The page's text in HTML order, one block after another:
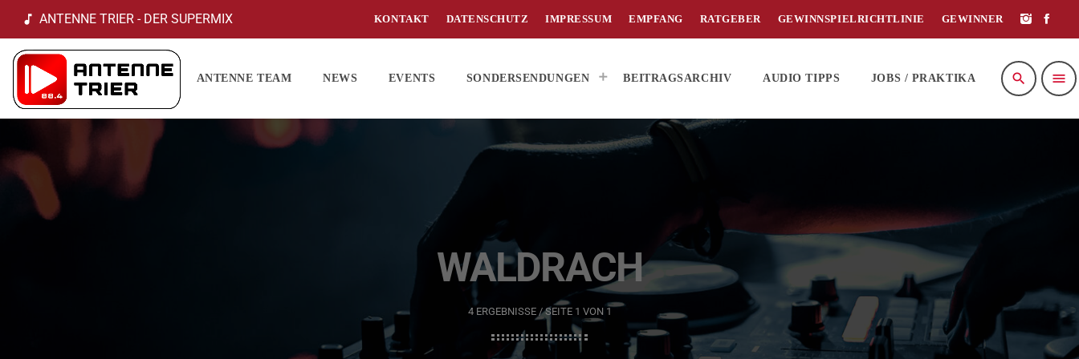
music_note ANTENNE TRIER - DER SUPERMIX KONTAKT DATENSCHUTZ IMPRESSUM EMPFANG RATGEBER GEWINNSPIELRICHTLINIE GEWINNER
ANTENNE TEAM NEWS EVENTS SONDERSENDUNGEN BEITRAGSARCHIV AUDIO TIPPS JOBS / PRAKTIKA search menu
WALDRACH
4 ERGEBNISSE / SEITE 1 VON 1